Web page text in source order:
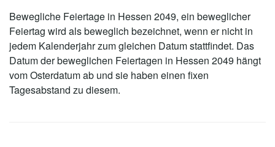
Bewegliche Feiertage in Hessen 2049, ein beweglicher
Feiertag wird als beweglich bezeichnet, wenn er nicht in
jedem Kalenderjahr zum gleichen Datum stattfindet. Das
Datum der beweglichen Feiertagen in Hessen 2049 hängt
vom Osterdatum ab und sie haben einen fixen
Tagesabstand zu diesem.